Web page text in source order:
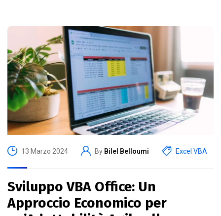
13 Marzo 2024 By Bilel Belloumi Excel VBA
Sviluppo VBA Office: Un
Approccio Economico per